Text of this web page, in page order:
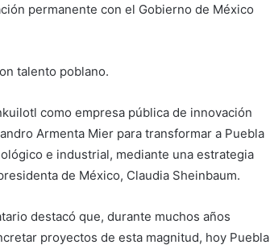
permanente con el Gobierno de México
talento poblano.
como empresa pública de innovación
Armenta Mier para transformar a Puebla
e industrial, mediante una estrategia
de México, Claudia Sheinbaum.
destacó que, durante muchos años
proyectos de esta magnitud, hoy Puebla